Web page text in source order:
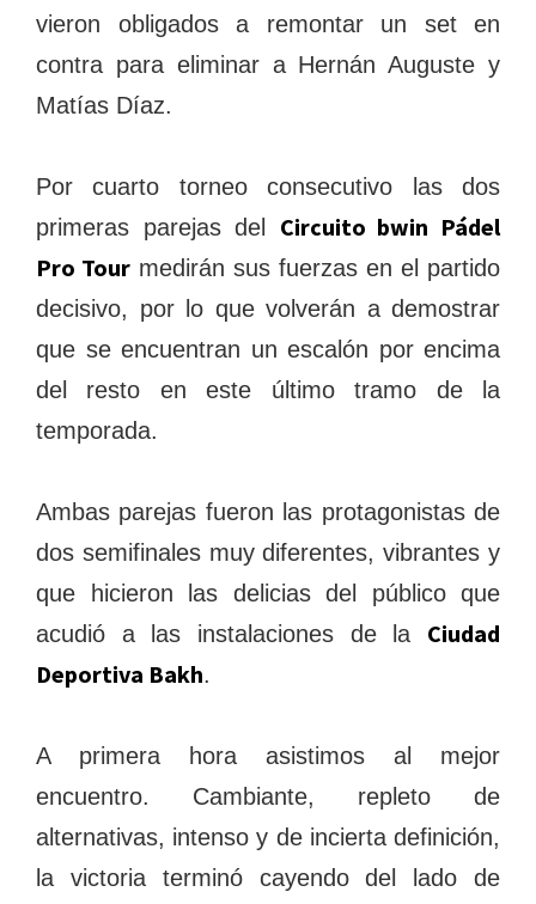
vieron obligados a remontar un set en
contra para eliminar a Hernán Auguste y
Matías Díaz.
Por cuarto torneo consecutivo las dos
primeras parejas del Circuito bwin Pádel
Pro Tour medirán sus fuerzas en el partido
decisivo, por lo que volverán a demostrar
que se encuentran un escalón por encima
del resto en este último tramo de la
temporada.
Ambas parejas fueron las protagonistas de
dos semifinales muy diferentes, vibrantes y
que hicieron las delicias del público que
acudió a las instalaciones de la Ciudad
Deportiva Bakh.
A primera hora asistimos al mejor
encuentro. Cambiante, repleto de
alternativas, intenso y de incierta definición,
la victoria terminó cayendo del lado de